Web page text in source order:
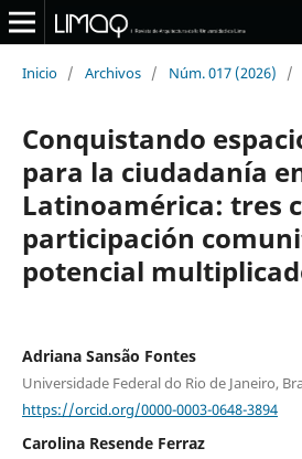
Inicio / Archivos / Núm. 017 (2026) /
Conquistando
para la ciudadanía
Latinoamérica: tres
participación
potencial
Adriana Sansão Fontes
Universidade Federal do Rio de Janeiro,
https://orcid.org/0000-0003-0648-3894
Carolina Resende Ferraz